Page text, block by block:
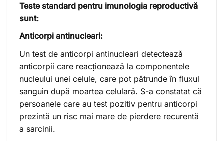
Teste standard pentru imunologia reproductivă
sunt:
Anticorpi antinucleari:
Un test de anticorpi antinucleari detectează
anticorpii care reacționează la componentele
nucleului unei celule, care pot pătrunde în fluxul
sanguin după moartea celulară. S-a constatat că
persoanele care au test pozitiv pentru anticorpi
prezintă un risc mai mare de pierdere recurentă
a sarcinii.